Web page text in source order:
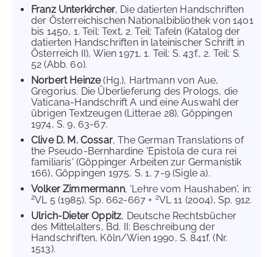
Franz Unterkircher, Die datierten Handschriften
der Österreichischen Nationalbibliothek von 1401
bis 1450, 1. Teil: Text, 2. Teil: Tafeln (Katalog der
datierten Handschriften in lateinischer Schrift in
Österreich II), Wien 1971, 1. Teil: S. 43f., 2. Teil: S.
52 (Abb. 60).
Norbert Heinze(Hg.), Hartmann von Aue,
Gregorius. Die Überlieferung des Prologs, die
Vaticana-Handschrift A und eine Auswahl der
übrigen Textzeugen (Litterae 28), Göppingen
1974, S. 9, 63-67.
Clive D. M. Cossar, The German Translations of
the Pseudo-Bernhardine 'Epistola de cura rei
familiaris' (Göppinger Arbeiten zur Germanistik
166), Göppingen 1975, S. 1, 7-9 (Sigle a).
Volker Zimmermann, 'Lehre vom Haushaben', in:
2VL 5 (1985), Sp. 662-667 + 2VL 11 (2004), Sp. 912.
Ulrich-Dieter Oppitz, Deutsche Rechtsbücher
des Mittelalters, Bd. II: Beschreibung der
Handschriften, Köln/Wien 1990, S. 841f. (Nr.
1513).